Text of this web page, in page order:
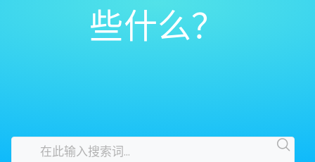
些什么？